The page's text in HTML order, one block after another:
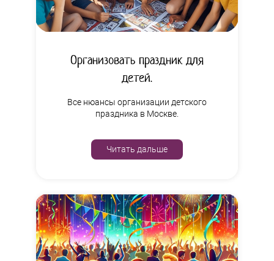
Организовать праздник для
детей.
Все нюансы организации детского
праздника в Москве.
Читать дальше